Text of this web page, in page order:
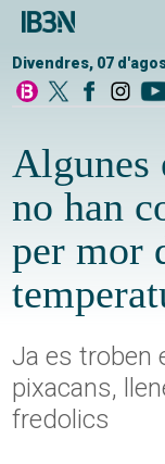
Divendres, 07
Algunes
no han
per mor
Ja es troben
pixacans,
fredolics